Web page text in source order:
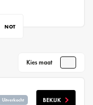
NOT
Kies maat
Uitverkocht BEKIJK